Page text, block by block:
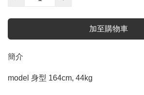
加至購物車
簡介
model 身型 164cm, 44kg